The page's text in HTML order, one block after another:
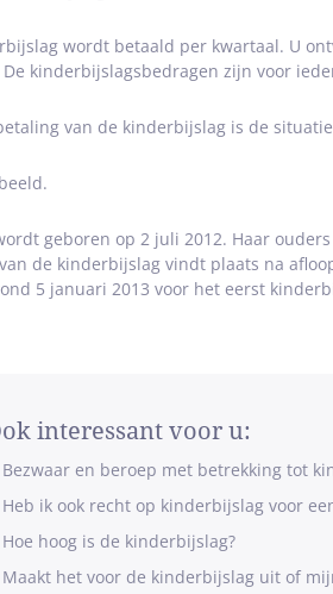
wordt betaald per kwartaal. U
kinderbijslagsbedragen zijn voor
van de kinderbijslag is de
geboren op 2 juli 2012. Haar
de kinderbijslag vindt plaats na
5 januari 2013 voor het eerst
interessant voor u:
Bezwaar en beroep met betrekking tot
Heb ik ook recht op kinderbijslag voor
Hoe hoog is de kinderbijslag?
Maakt het voor de kinderbijslag uit of